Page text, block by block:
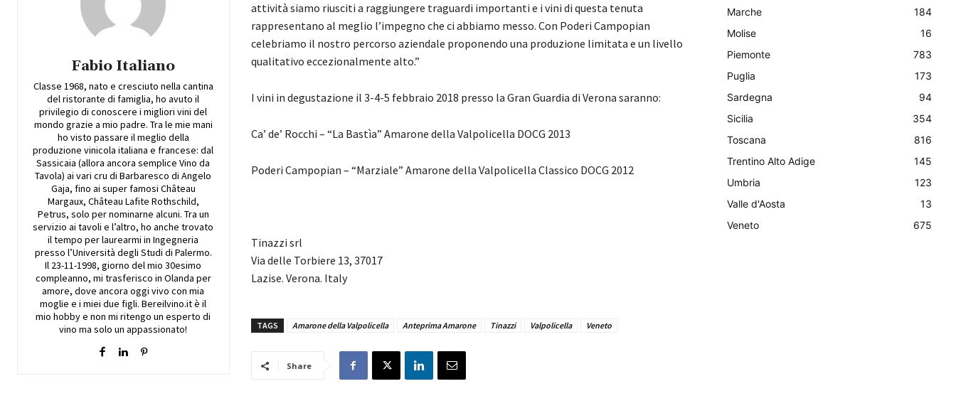
Fabio Italiano
Classe 1968, nato e cresciuto nella cantina
del ristorante di famiglia, ho avuto il
privilegio di conoscere i migliori vini del
mondo grazie a mio padre. Tra le mie mani
ho visto passare il meglio della
produzione vinicola italiana e francese: dal
Sassicaia (allora ancora semplice Vino da
Tavola) ai vari cru di Barbaresco di Angelo
Gaja, fino ai super famosi Château
Margaux, Château Lafite Rothschild,
Petrus, solo per nominarne alcuni. Tra un
servizio ai tavoli e l’altro, ho anche trovato
il tempo per laurearmi in Ingegneria
presso l’Università degli Studi di Palermo.
Il 23-11-1998, giorno del mio 30esimo
compleanno, mi trasferisco in Olanda per
amore, dove ancora oggi vivo con mia
moglie e i miei due figli. Bereilvino.it è il
mio hobby e non mi ritengo un esperto di
vino ma solo un appassionato!
attività siamo riusciti a raggiungere traguardi importanti e i vini di questa tenuta
rappresentano al meglio l’impegno che ci abbiamo messo. Con Poderi Campopian
celebriamo il nostro percorso aziendale proponendo una produzione limitata e un livello
qualitativo eccezionalmente alto.”
I vini in degustazione il 3-4-5 febbraio 2018 presso la Gran Guardia di Verona saranno:
Ca’ de’ Rocchi – “La Bastìa” Amarone della Valpolicella DOCG 2013
Poderi Campopian – “Marziale” Amarone della Valpolicella Classico DOCG 2012
Tinazzi srl
Via delle Torbiere 13, 37017
Lazise. Verona. Italy
TAGS Amarone della Valpolicella Anteprima Amarone Tinazzi Valpolicella Veneto
Share
Marche
184
Molise
16
Piemonte
783
Puglia
173
Sardegna
94
Sicilia
354
Toscana
816
Trentino Alto Adige
145
Umbria
123
Valle d'Aosta
13
Veneto
675